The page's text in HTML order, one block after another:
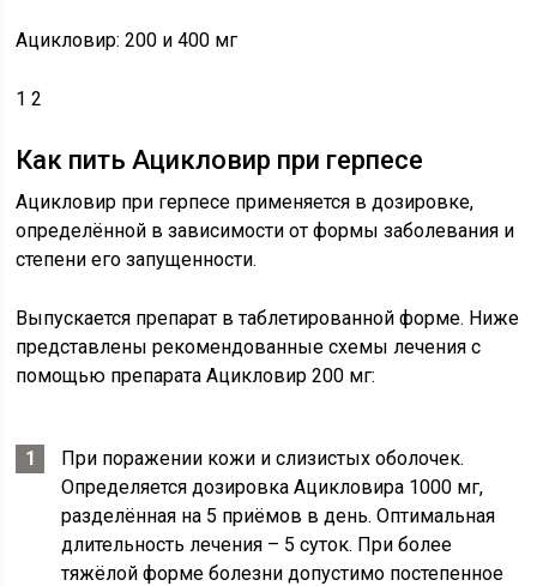
Ацикловир: 200 и 400 мг
1 2
Как пить Ацикловир при герпесе
Ацикловир при герпесе применяется в дозировке,
определённой в зависимости от формы заболевания и
степени его запущенности.
Выпускается препарат в таблетированной форме. Ниже
представлены рекомендованные схемы лечения с
помощью препарата Ацикловир 200 мг:
При поражении кожи и слизистых оболочек.
Определяется дозировка Ацикловира 1000 мг,
разделённая на 5 приёмов в день. Оптимальная
длительность лечения – 5 суток. При более
тяжёлой форме болезни допустимо постепенное